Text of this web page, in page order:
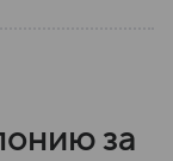
за